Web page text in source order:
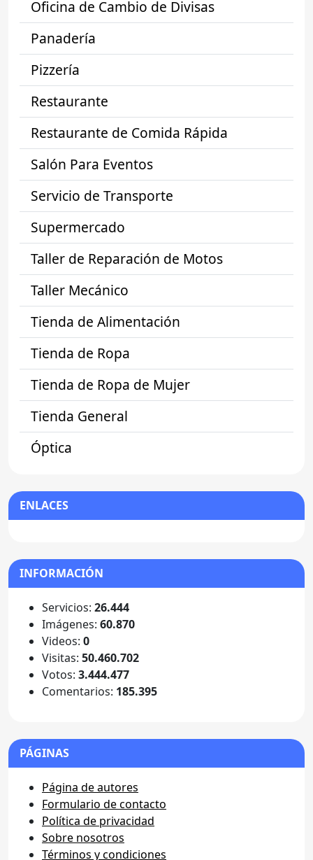
Oficina de Cambio de Divisas
Panadería
Pizzería
Restaurante
Restaurante de Comida Rápida
Salón Para Eventos
Servicio de Transporte
Supermercado
Taller de Reparación de Motos
Taller Mecánico
Tienda de Alimentación
Tienda de Ropa
Tienda de Ropa de Mujer
Tienda General
Óptica
ENLACES
INFORMACIÓN
Servicios: 26.444
Imágenes: 60.870
Videos: 0
Visitas: 50.460.702
Votos: 3.444.477
Comentarios: 185.395
PÁGINAS
Página de autores
Formulario de contacto
Política de privacidad
Sobre nosotros
Términos y condiciones